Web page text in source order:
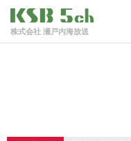
株式会社 瀬戸内海放送